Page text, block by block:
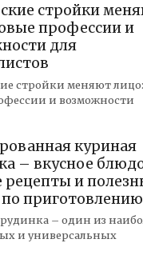
стройки
профессии и
для
стройки меняют лицо:
и возможности
куриная
– вкусное
и
приготовлению
– один из
и универсальных